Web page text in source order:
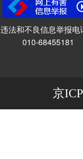
违法和不良信息举报电
010-68455181
京